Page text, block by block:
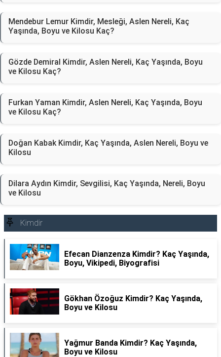
Mendebur Lemur Kimdir, Mesleği, Aslen Nereli, Kaç
Yaşında, Boyu ve Kilosu Kaç?
Gözde Demiral Kimdir, Aslen Nereli, Kaç Yaşında, Boyu
ve Kilosu Kaç?
Furkan Yaman Kimdir, Aslen Nereli, Kaç Yaşında, Boyu
ve Kilosu Kaç?
Doğan Kabak Kimdir, Kaç Yaşında, Aslen Nereli, Boyu ve
Kilosu
Dilara Aydın Kimdir, Sevgilisi, Kaç Yaşında, Nereli, Boyu
ve Kilosu
Kimdir
Efecan Dianzenza Kimdir? Kaç Yaşında,
Boyu, Vikipedi, Biyografisi
Gökhan Özoğuz Kimdir? Kaç Yaşında,
Boyu ve Kilosu
Yağmur Banda Kimdir? Kaç Yaşında,
Boyu ve Kilosu